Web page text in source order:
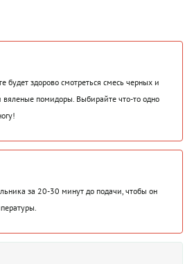
будет здорово смотреться смесь черных и
вяленые помидоры. Выбирайте что-то одно
за 20-30 минут до подачи, чтобы он